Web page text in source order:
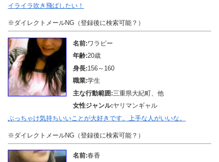
イライラ吹き飛ばしたい！
※ダイレクトメールNG（登録後に検索可能？）
名前:ワラビー
年齢:20歳
身長:156～160
職業:学生
主な行動範囲:三重県大紀町、他
女性ジャンル:ヤリマンギャル
ぶっちゃけ気持ちいいことが大好きです。上手な人がいいな。
※ダイレクトメールNG（登録後に検索可能？）
名前:春香